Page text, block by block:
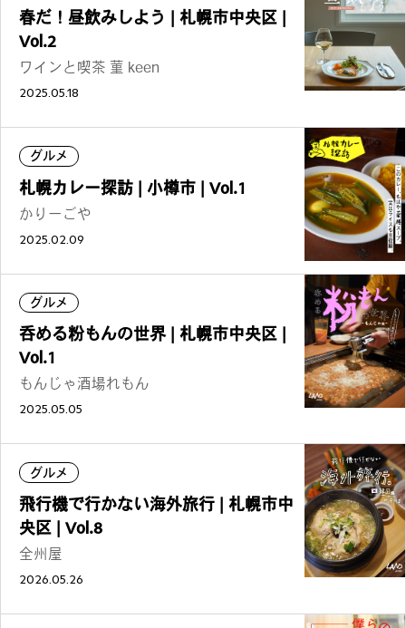
春だ！昼飲みしよう | 札幌市中央区 |
Vol.2
ワインと喫茶 菫 keen
2025.05.18
グルメ
札幌カレー探訪 | 小樽市 | Vol.1
かりーごや
2025.02.09
グルメ
呑める粉もんの世界 | 札幌市中央区 |
Vol.1
もんじゃ酒場れもん
2025.05.05
グルメ
飛行機で行かない海外旅行 | 札幌市中
央区 | Vol.8
全州屋
2026.05.26